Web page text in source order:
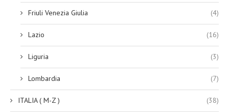
Friuli Venezia Giulia (4)
Lazio (16)
Liguria (3)
Lombardia (7)
ITALIA ( M-Z ) (38)